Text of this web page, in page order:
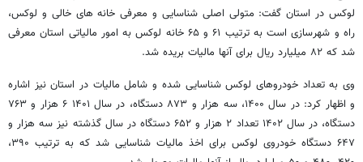
لوکس در استان گفت: متولی اصلی شناسایی و معرفی خانه های خالی و لوکس،
راه و شهرسازی است به ترتیب ۶۱ و ۶۵ خانه لوکس به امور مالیاتی استان معرفی
شد که ۸۲ میلیارد ریال برای آنها مالیات بریده شد.
وی به تعداد خودروهای لوکس شناسایی شده و شامل مالیات در استان نیز اشاره
و اظهار کرد: در سال ۱۴۰۰، سه هزار و ۸۷۳ دستگاه، در سال ۱۴۰۱ ۶ هزار و ۷۶۳
دستگاه، در سال ۱۴۰۲ تعداد ۲ هزار و ۶۵۲ دستگاه در سال گذشته نیز سه هزار و
۶۴۷ دستگاه خودروی لوکس برای اخذ مالیات شناسایی شد که به ترتیب ۳۹۰،